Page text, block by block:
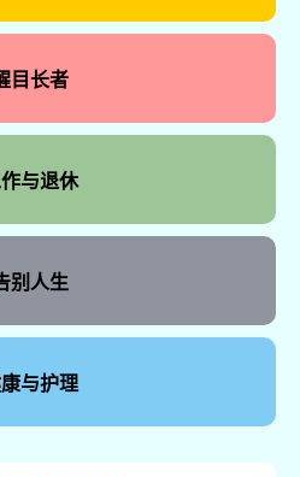
目长者
与退休
别人生
与护理